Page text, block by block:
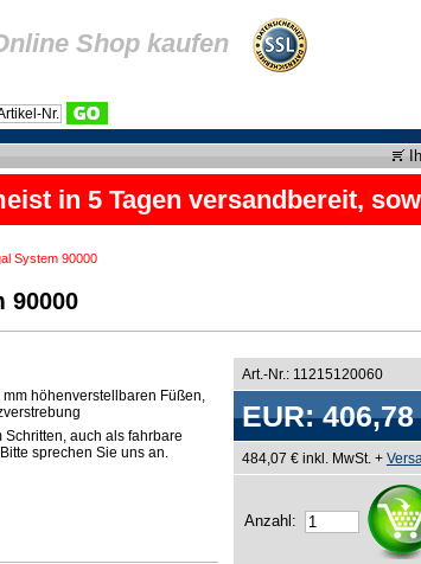
Shop kaufen
in 5 Tagen versandbereit,
System 90000
90000
Art.-Nr.: 11215120060
EUR: 406,78
484,07 € inkl. MwSt. +
Anzahl:
höhenverstellbaren Füßen,
auch als fahrbare
sprechen Sie uns an.